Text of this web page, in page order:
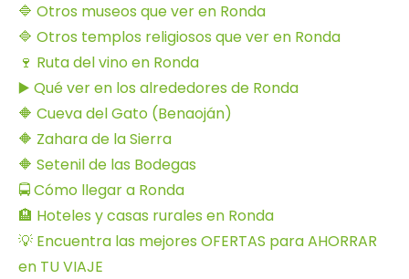
🔷 Otros museos que ver en Ronda
🔷 Otros templos religiosos que ver en Ronda
🍷 Ruta del vino en Ronda
▶️ Qué ver en los alrededores de Ronda
🔶 Cueva del Gato (Benaoján)
🔶 Zahara de la Sierra
🔶 Setenil de las Bodegas
🚍 Cómo llegar a Ronda
🏨 Hoteles y casas rurales en Ronda
💡 Encuentra las mejores OFERTAS para AHORRAR
en TU VIAJE